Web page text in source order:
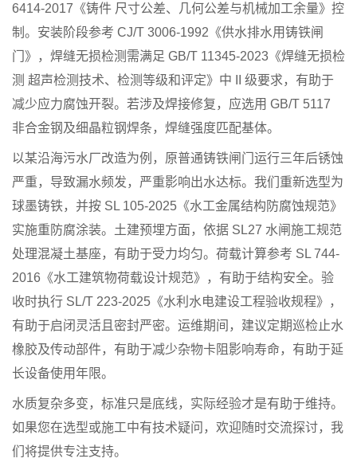
6414-2017《铸件 尺寸公差、几何公差与机械加工余量》控
制。安装阶段参考 CJ/T 3006-1992《供水排水用铸铁闸
门》，焊缝无损检测需满足 GB/T 11345-2023《焊缝无损检
测 超声检测技术、检测等级和评定》中 II 级要求，有助于
减少应力腐蚀开裂。若涉及焊接修复，应选用 GB/T 5117
非合金钢及细晶粒钢焊条，焊缝强度匹配基体。
以某沿海污水厂改造为例，原普通铸铁闸门运行三年后锈蚀
严重，导致漏水频发，严重影响出水达标。我们重新选型为
球墨铸铁，并按 SL 105-2025《水工金属结构防腐蚀规范》
实施重防腐涂装。土建预埋方面，依据 SL27 水闸施工规范
处理混凝土基座，有助于受力均匀。荷载计算参考 SL 744-
2016《水工建筑物荷载设计规范》，有助于结构安全。验
收时执行 SL/T 223-2025《水利水电建设工程验收规程》，
有助于启闭灵活且密封严密。运维期间，建议定期巡检止水
橡胶及传动部件，有助于减少杂物卡阻影响寿命，有助于延
长设备使用年限。
水质复杂多变，标准只是底线，实际经验才是有助于维持。
如果您在选型或施工中有技术疑问，欢迎随时交流探讨，我
们将提供专注支持。